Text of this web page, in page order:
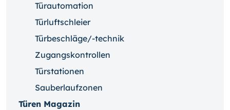
Türautomation
Türluftschleier
Türbeschläge/-technik
Zugangskontrollen
Türstationen
Sauberlaufzonen
Türen Magazin